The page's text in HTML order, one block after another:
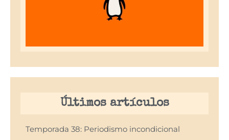
Últimos artículos
Temporada 38: Periodismo incondicional